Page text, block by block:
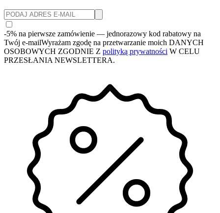
-5% na pierwsze zamówienie — jednorazowy kod rabatowy na
Twój e-mailWyrażam zgodę na przetwarzanie moich DANYCH
OSOBOWYCH ZGODNIE Z polityką prywatności W CELU
PRZESŁANIA NEWSLETTERA.